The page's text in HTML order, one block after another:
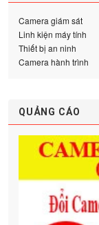
Camera giám sát
Linh kiện máy tính
Thiết bị an ninh
Camera hành trình
QUẢNG CÁO